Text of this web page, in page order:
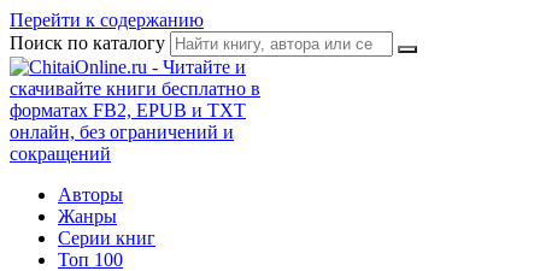
Перейти к содержанию
Поиск по каталогу
Авторы
Жанры
Серии книг
Топ 100